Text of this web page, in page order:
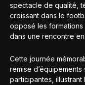
spectacle de qualité,
croissant dans le
opposé les formations
dans une rencontre
Cette journée
remise
participantes,